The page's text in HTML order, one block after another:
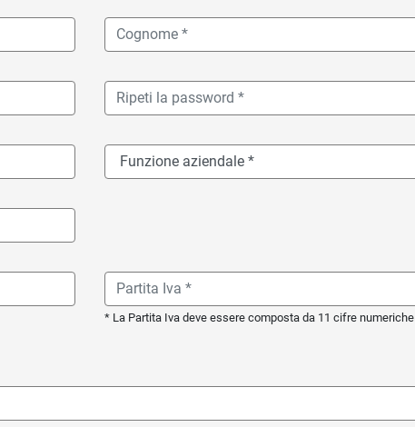
* La Partita Iva deve essere composta da 11 cifre numeriche